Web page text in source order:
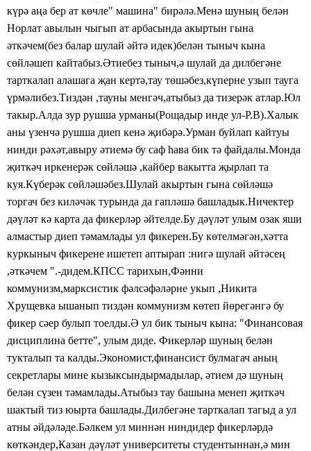
күрә аңа бер ат көчле" машина" бирәлә.Менә шуның белән
Норлат авылын чыгып ат арбасында акыртын гына
әткәчем(без балар шулай әйтә идек)белән тыныч кына
сөйләшеп кайтабыз.Әтиебез тыныч,ә шулай да дилбегәне
тарткалап алашага җан кертә,тау төшәбез,күперне узып тауга
үрмәлибез.Тиздән ,тауны менгәч,атыбыз да тизерәк атлар.Юл
такыр.Алда зур рушша урманы(Рощадыр инде ул-Р.В).Халык
аны үзенчә рушша диеп кенә җибәрә.Урман буйлап кайтуы
нинди рәхәт,авыру әтиемә бу саф һава бик тә файдалы.Монда
җиткәч иркенерәк сөйләшә ,кайбер вакытта җырлап та
куя.Күберәк сөйләшәбез.Шулай акыртын гына сөйләшә
торгач без киләчәк турында да гапләшә башладык.Ничектер
дәүләт кә карта да фикерләр әйтелде.Бу дәүләт улым озак яши
алмастыр диеп тәмамлады ул фикерен.Бу көтелмәгән,хәтта
куркыныч фикерене ишетеп аптырап :нигә шулай әйтәсең
,әткәчем ".-дидем.КПСС тарихын,Фәнни
коммунизм,марксистик фәлсәфәләрне укып ,Никита
Хрущевка ышанып тиздән коммунизм көтеп йөрегәнгә бу
фикер сәер булып тоелды.Ә ул бик тыныч кына: "Финансовая
дисциплина бетте", улым диде. Фикерләр шуның белән
тукталып та калды.Экономист,финансист булмагач аның
секретлары мине кызыксындырмадылар, әтием дә шуның
белән сүзен тәмамлады.Атыбыз тау башына менеп җиткәч
шактый тиз юырта башлады.Дилбегәне тарткалап тагыд а ул
атны әйдәләде.Бәлкем ул миннән ниндидер фикерләрдә
көткәндер,Казан дәүләт университеты студентыннан,ә мин